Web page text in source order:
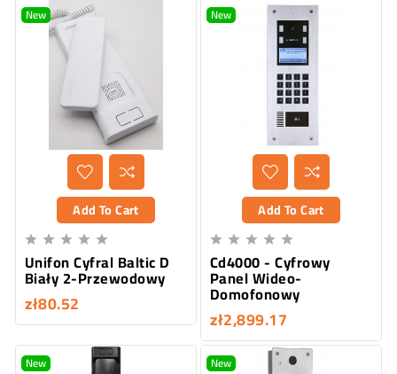
New
Add To Cart
    
Unifon Cyfral Baltic D
Biały 2-Przewodowy
zł80.52
New
Add To Cart
    
Cd4000 - Cyfrowy
Panel Wideo-
Domofonowy
zł2,899.17
New New